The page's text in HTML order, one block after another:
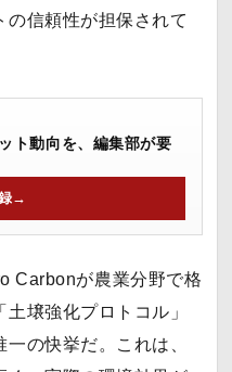
の信頼性が担保されて
ト動向を、編集部が要
→
Carbonが農業分野で格
壌強化プロトコル」
の快挙だ。これは、